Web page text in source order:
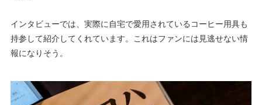
インタビューでは、実際に自宅で愛用されているコーヒー用具も
持参して紹介してくれています。これはファンには見逃せない情
報になりそう。